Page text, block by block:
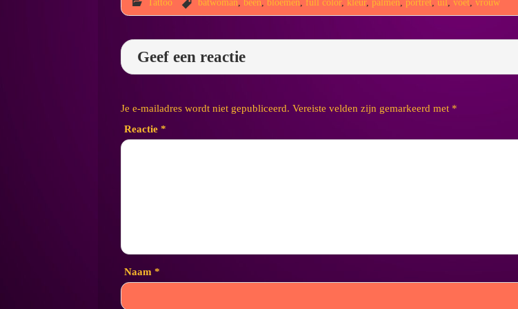
Geef een reactie
Je e-mailadres wordt niet gepubliceerd. Vereiste velden zijn gemarkeerd met *
Reactie *
Naam *